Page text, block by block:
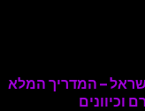
– המדריך המלא
וכיוונים